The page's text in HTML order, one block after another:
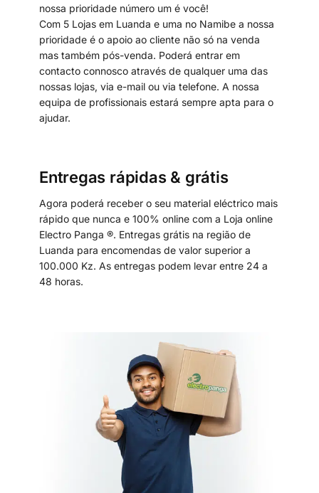
nossa prioridade número um é você!
Com 5 Lojas em Luanda e uma no Namibe a nossa
prioridade é o apoio ao cliente não só na venda
mas também pós-venda. Poderá entrar em
contacto connosco através de qualquer uma das
nossas lojas, via e-mail ou via telefone. A nossa
equipa de profissionais estará sempre apta para o
ajudar.
Entregas rápidas & grátis
Agora poderá receber o seu material eléctrico mais
rápido que nunca e 100% online com a Loja online
Electro Panga ®. Entregas grátis na região de
Luanda para encomendas de valor superior a
100.000 Kz. As entregas podem levar entre 24 a
48 horas.